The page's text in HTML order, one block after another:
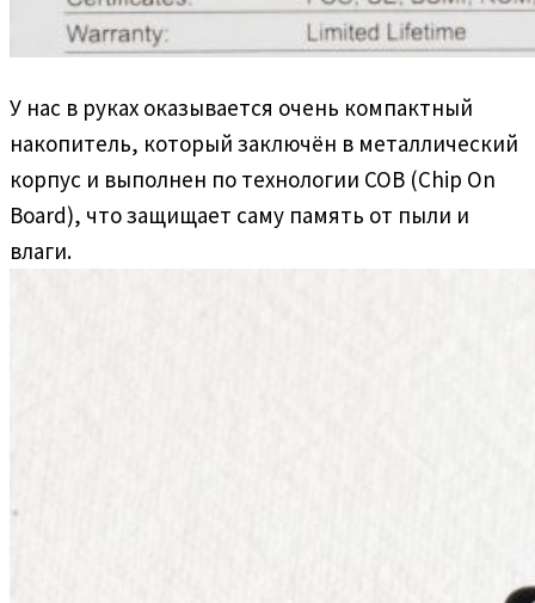
У нас в руках оказывается очень компактный
накопитель, который заключён в металлический
корпус и выполнен по технологии COB (Chip On
Board), что защищает саму память от пыли и
влаги.